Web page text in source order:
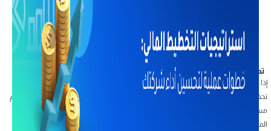
تم النشر بواسطة MENNA
26 مارس 2025
إذا تخلّت الشركات عن التخطيط المالي، يصبح من السهل عليها فقدان اتجاهها والتعثر في
تحقيق أبسط أهدافها؛ فالتخطيط المالي ليس مجرد أرقام؛ بل هو بمثابة خارطة طريق ترسم
مستقبل الشركة ومدى نموها واستقرارها. في هذا المقال، نستعرض أهمية التخطيط
المالي للشركات، أنواعه، مراحله الأساسية، وأبرز أدواته؛ فتابع معنا.